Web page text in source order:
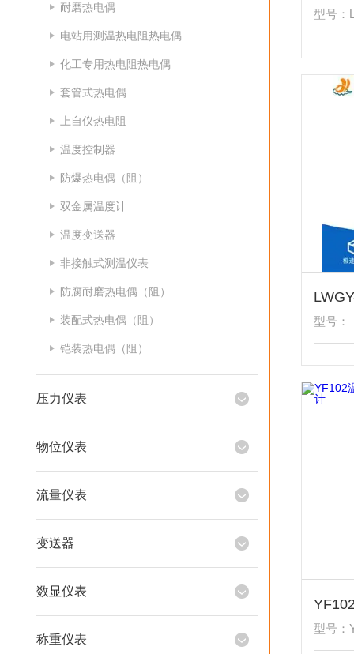
耐磨热电偶
电站用测温热电阻热电偶
化工专用热电阻热电偶
套管式热电偶
上自仪热电阻
温度控制器
防爆热电偶（阻）
双金属温度计
温度变送器
非接触式测温仪表
防腐耐磨热电偶（阻）
装配式热电偶（阻）
铠装热电偶（阻）
压力仪表
物位仪表
流量仪表
变送器
数显仪表
称重仪表
型号：
型号：
型号：